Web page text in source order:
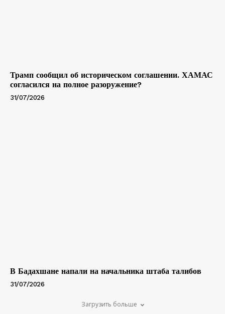
Трамп сообщил об историческом соглашении. ХАМАС
согласился на полное разоружение?
31/07/2026
В Бадахшане напали на начальника штаба талибов
31/07/2026
Загрузить больше